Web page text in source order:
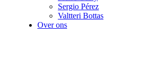
Sergio Pérez
Valtteri Bottas
Over ons